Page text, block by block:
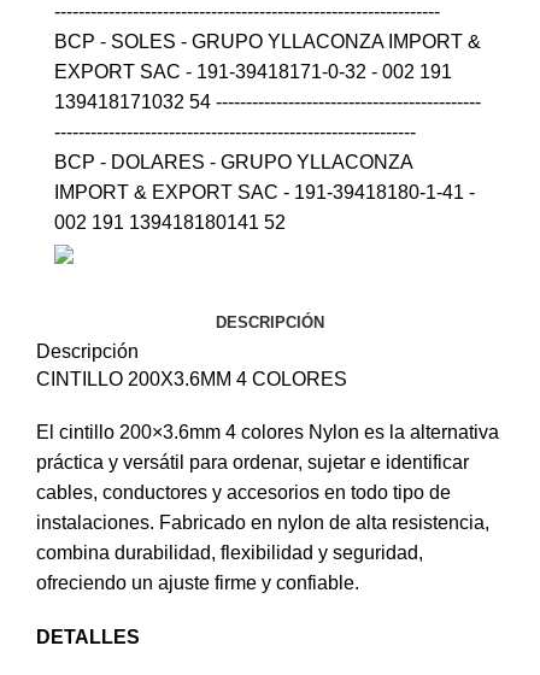
----------------------------------------------------------------
BCP - SOLES - GRUPO YLLACONZA IMPORT &
EXPORT SAC - 191-39418171-0-32 - 002 191
139418171032 54 --------------------------------------------
------------------------------------------------------------
BCP - DOLARES - GRUPO YLLACONZA
IMPORT & EXPORT SAC - 191-39418180-1-41 -
002 191 139418180141 52
DESCRIPCIÓN
Descripción
CINTILLO 200X3.6MM 4 COLORES
El cintillo 200×3.6mm 4 colores Nylon es la alternativa
práctica y versátil para ordenar, sujetar e identificar
cables, conductores y accesorios en todo tipo de
instalaciones. Fabricado en nylon de alta resistencia,
combina durabilidad, flexibilidad y seguridad,
ofreciendo un ajuste firme y confiable.
DETALLES